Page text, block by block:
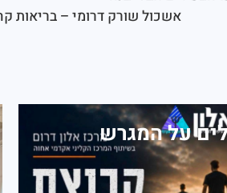
אשכול שורק דרומי – בריאות
על המגרש